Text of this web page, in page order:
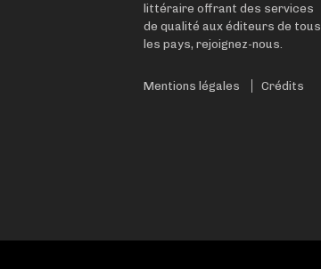
littéraire offrant des services
de qualité aux éditeurs de tous
les pays, rejoignez-nous.
Mentions légales Crédits